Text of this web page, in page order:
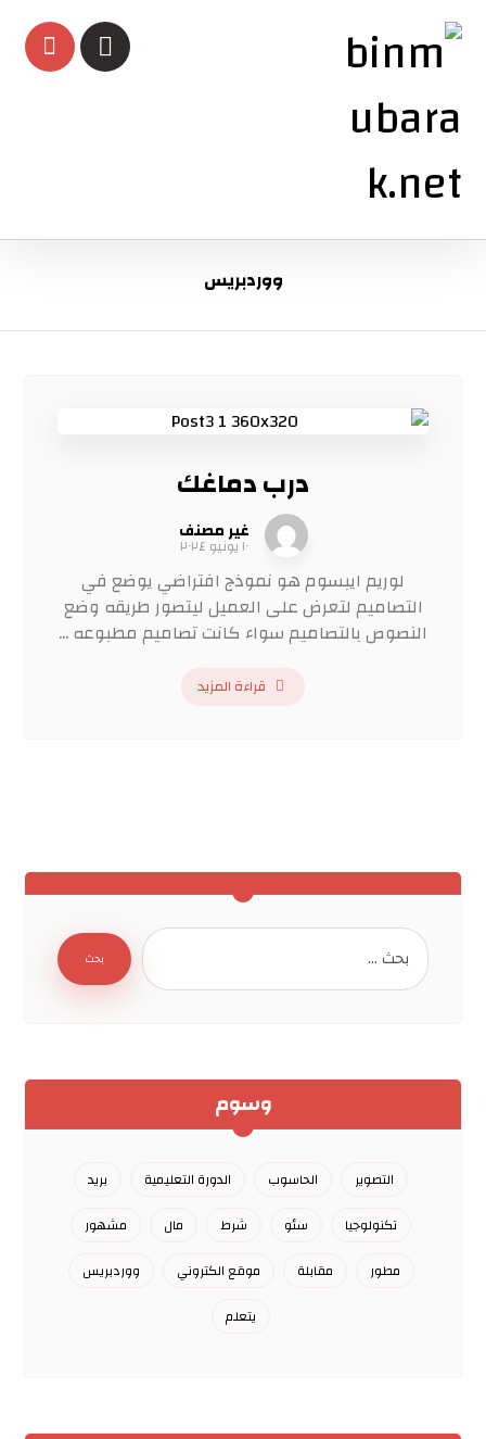
ووردبريس
درب دماغك
غير مصنف
١٠ يونيو ٢٠٢٤
لوريم ايبسوم هو نموذج افتراضي يوضع في
التصاميم لتعرض على العميل ليتصور طريقه وضع
النصوص بالتصاميم سواء كانت تصاميم مطبوعه ...
قراءة المزيد
وسوم
التصوير الحاسوب الدورة التعليمية
بريد
تكنولوجيا
سئو شرط مال
مشهور
مطور
مقابلة موقع الكتروني
ووردبريس
يتعلم